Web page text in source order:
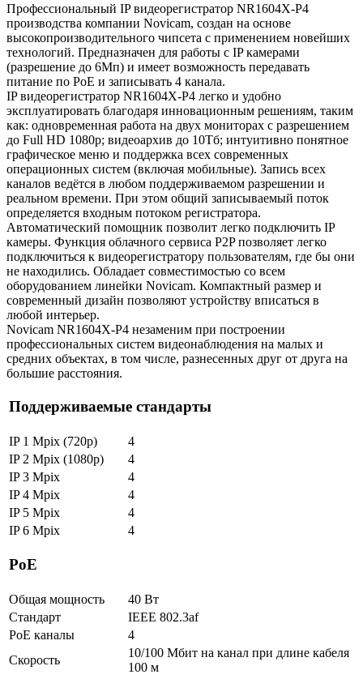
Профессиональный IP видеорегистратор NR1604X-P4
производства компании Novicam, создан на основе
высокопроизводительного чипсета с применением новейших
технологий. Предназначен для работы с IP камерами
(разрешение до 6Мп) и имеет возможность передавать
питание по PoE и записывать 4 канала.
IP видеорегистратор NR1604X-P4 легко и удобно
эксплуатировать благодаря инновационным решениям, таким
как: одновременная работа на двух мониторах с разрешением
до Full HD 1080p; видеоархив до 10Тб; интуитивно понятное
графическое меню и поддержка всех современных
операционных систем (включая мобильные). Запись всех
каналов ведётся в любом поддерживаемом разрешении и
реальном времени. При этом общий записываемый поток
определяется входным потоком регистратора.
Автоматический помощник позволит легко подключить IP
камеры. Функция облачного сервиса P2P позволяет легко
подключиться к видеорегистратору пользователям, где бы они
не находились. Обладает совместимостью со всем
оборудованием линейки Novicam. Компактный размер и
современный дизайн позволяют устройству вписаться в
любой интерьер.
Novicam NR1604X-P4 незаменим при построении
профессиональных систем видеонаблюдения на малых и
средних объектах, в том числе, разнесенных друг от друга на
большие расстояния.
Поддерживаемые стандарты
IP 1 Mpix (720p)
4
IP 2 Mpix (1080p)
4
IP 3 Mpix
4
IP 4 Mpix
4
IP 5 Mpix
4
IP 6 Mpix
4
РоЕ
Общая мощность
40 Вт
Стандарт
IEEE 802.3af
PoE каналы
4
Скорость
10/100 Мбит на канал при длине кабеля
100 м